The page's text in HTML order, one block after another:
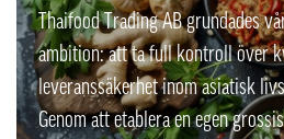
Thaifood Trading AB grundades
ambition: att ta full kontroll över
leveranssäkerhet inom asiatisk
Genom att etablera en egen